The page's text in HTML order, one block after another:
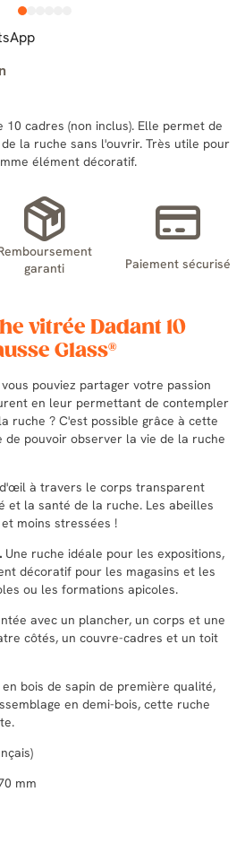
1
cadres (non inclus). Elle permet de
la ruche sans l'ouvrir. Très utile pour
élément décoratif.
garanti
Paiement sécurisé
vitrée Dadant 10
Glass®
pouviez partager votre passion
en leur permettant de contempler
ruche ? C'est possible grâce à cette
pouvoir observer la vie de la ruche
à travers le corps transparent
et la santé de la ruche. Les abeilles
moins stressées !
Une ruche idéale pour les expositions,
décoratif pour les magasins et les
ou les formations apicoles.
avec un plancher, un corps et une
côtés, un couvre-cadres et un toit
en bois de sapin de première qualité,
en demi-bois, cette ruche
mm